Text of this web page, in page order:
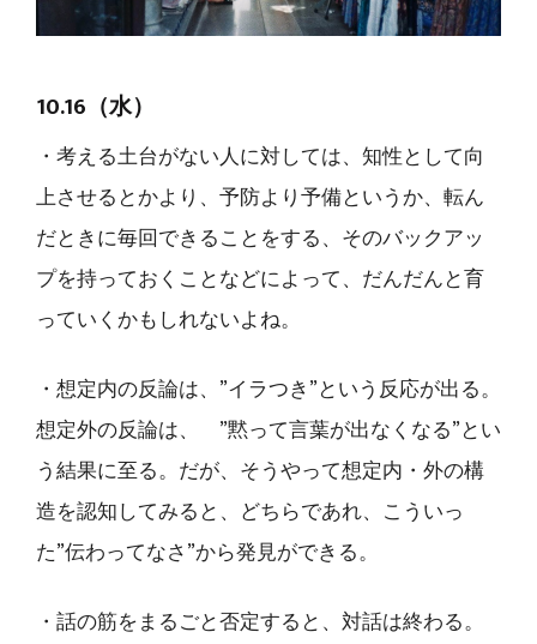
10.16（水）
・考える土台がない人に対しては、知性として向
上させるとかより、予防より予備というか、転ん
だときに毎回できることをする、そのバックアッ
プを持っておくことなどによって、だんだんと育
っていくかもしれないよね。
・想定内の反論は、”イラつき”という反応が出る。
想定外の反論は、 ”黙って言葉が出なくなる”とい
う結果に至る。だが、そうやって想定内・外の構
造を認知してみると、どちらであれ、こういっ
た”伝わってなさ”から発見ができる。
・話の筋をまるごと否定すると、対話は終わる。